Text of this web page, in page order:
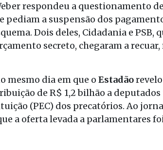
respondeu a questionamento
pediam a suspensão dos
Dois deles, Cidadania e PSB,
secreto, chegaram a recuar,
mesmo dia em que o Estadão
de R$ 1,2 bilhão a
(PEC) dos precatórios. Ao
a oferta levada a parlamentares